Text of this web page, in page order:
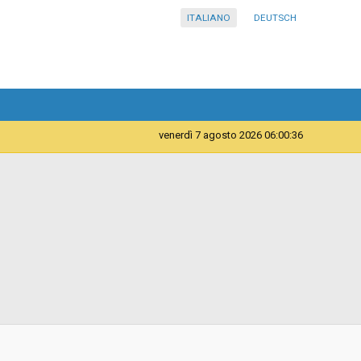
ITALIANO DEUTSCH
venerdì 7 agosto 2026 06:00:36